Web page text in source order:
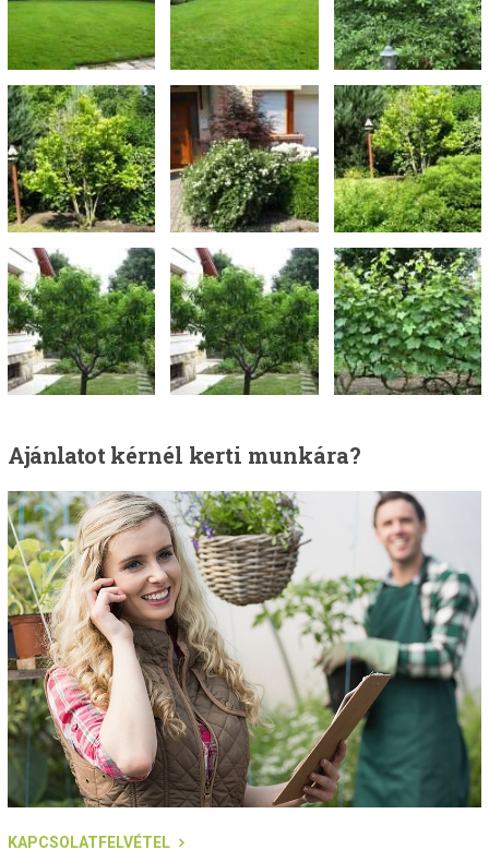
Ajánlatotkérnél kerti munkára?
KAPCSOLATFELVÉTEL